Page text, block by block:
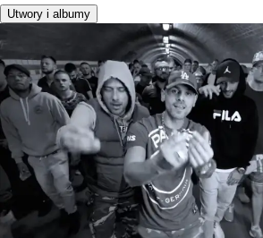
Utwory i albumy